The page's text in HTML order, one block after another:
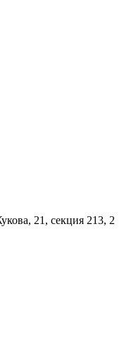
21, секция 213, 2